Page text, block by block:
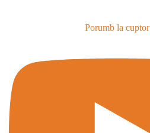
Porumb la cuptor